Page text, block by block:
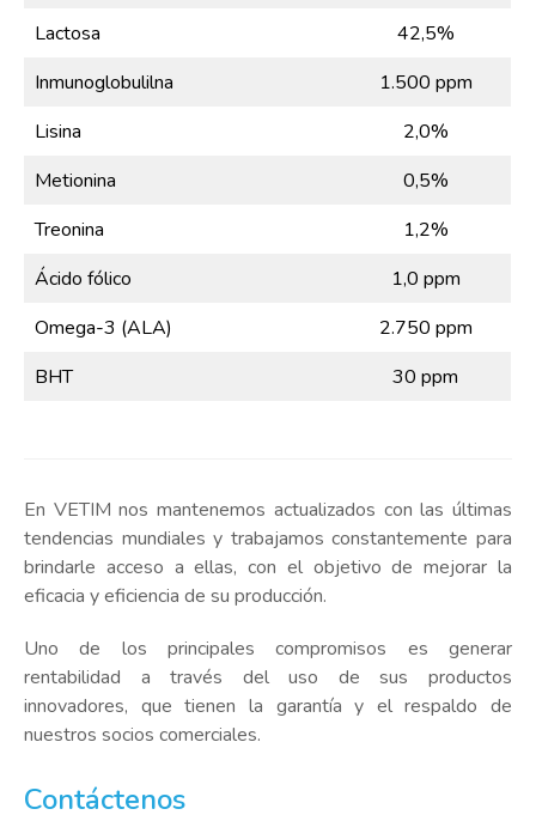
Lactosa
42,5%
Inmunoglobulilna
1.500 ppm
Lisina
2,0%
Metionina
0,5%
Treonina
1,2%
Ácido fólico
1,0 ppm
Omega-3 (ALA)
2.750 ppm
BHT
30 ppm
En VETIM nos mantenemos actualizados con las últimas
tendencias mundiales y trabajamos constantemente para
brindarle acceso a ellas, con el objetivo de mejorar la
eficacia y eficiencia de su producción.
Uno de los principales compromisos es generar
rentabilidad a través del uso de sus productos
innovadores, que tienen la garantía y el respaldo de
nuestros socios comerciales.
Contáctenos